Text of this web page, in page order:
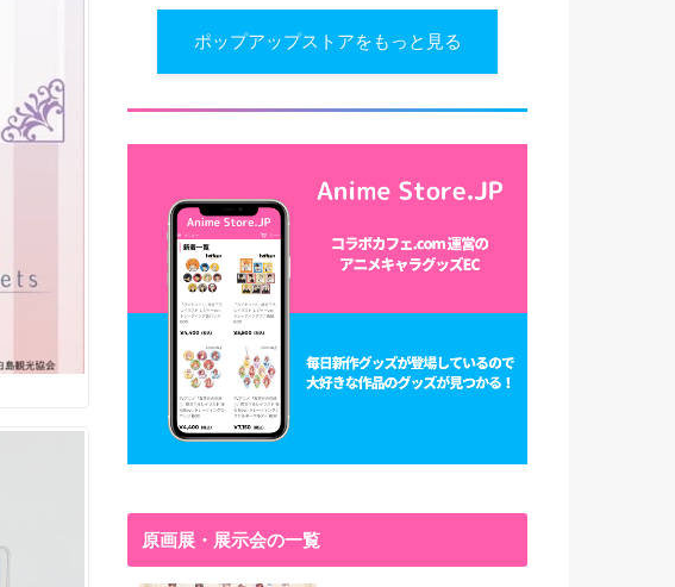
ポップアップストアをもっと見る
原画展・展示会の一覧